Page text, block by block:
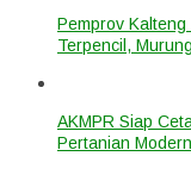
Pemprov
Terpencil,
AKMPR Siap
Pertanian